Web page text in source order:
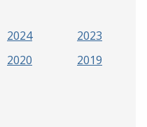
2024
2023
2020
2019